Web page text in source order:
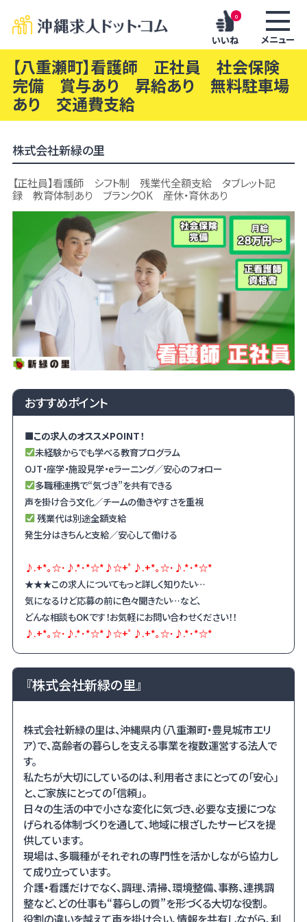
0
いいね メニュー
【八重瀬町】看護師 正社員 社会保険
完備 賞与あり 昇給あり 無料駐車場
あり 交通費支給
株式会社新緑の里
【正社員】看護師 シフト制 残業代全額支給 タブレット記
録 教育体制あり ブランクOK 産休・育休あり
おすすめポイント
■この求人のオススメPOINT！
未経験からでも学べる教育プログラム
OJT・座学・施設見学・eラーニング／安心のフォロー
多職種連携で“気づき”を共有できる
声を掛け合う文化／チームの働きやすさを重視
残業代は別途全額支給
発生分はきちんと支給／安心して働ける
♪.+*｡☆･♪.*･*☆*♪☆+ﾟ♪.+*｡☆･♪.*･*☆*
★★★この求人についてもっと詳しく知りたい…
気になるけど応募の前に色々聞きたい…など、
どんな相談もOKです！お気軽にお問い合わせください！！
♪.+*｡☆･♪.*･*☆*♪☆+ﾟ♪.+*｡☆･♪.*･*☆*
『株式会社新緑の里』
株式会社新緑の里は、沖縄県内（八重瀬町・豊見城市エリ
ア）で、高齢者の暮らしを支える事業を複数運営する法人で
す。
私たちが大切にしているのは、利用者さまにとっての「安心」
と、ご家族にとっての「信頼」。
日々の生活の中で小さな変化に気づき、必要な支援につな
げられる体制づくりを通して、地域に根ざしたサービスを提
供しています。
現場は、多職種がそれぞれの専門性を活かしながら協力し
て成り立っています。
介護・看護だけでなく、調理、清掃、環境整備、事務、連携調
整など、どの仕事も“暮らしの質”を形づくる大切な役割。
役割の違いを越えて声を掛け合い、情報を共有しながら、利